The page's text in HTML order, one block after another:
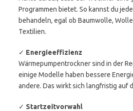
Programmen bietet. So kannst du
behandeln, egal ob Baumwolle,
Textilien.
✓ Energieeffizienz
Wärmepumpentrockner sind in der
einige Modelle haben bessere
andere. Das wirkt sich langfristig auf
✓ Startzeitvorwahl